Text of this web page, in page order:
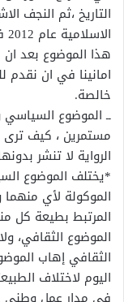
التاريخ ،ثم النجف
هذا الموضوع بعد
امانينا في ان نقدم
خالصة.
ــ الموضوع
مستمرين ، كيف ترى
الرواية لا تنشر
*يختلف الموضوع
الموكولة لأي منهما
المرتبط بطيعة كل
الموضوع الثقافي،
الثقافي إهاب
اليوم لاختلاف